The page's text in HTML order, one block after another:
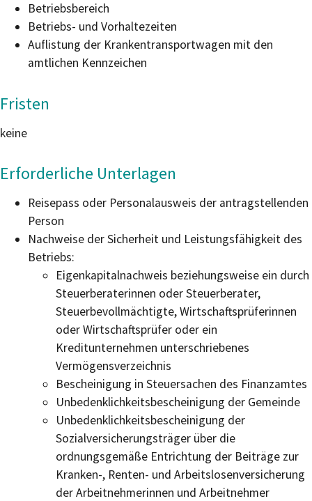
Betriebsbereich
Betriebs- und Vorhaltezeiten
Auflistung der Krankentransportwagen mit den
amtlichen Kennzeichen
Fristen
keine
Erforderliche Unterlagen
Reisepass oder Personalausweis der antragstellenden
Person
Nachweise der Sicherheit und Leistungsfähigkeit des
Betriebs:
Eigenkapitalnachweis beziehungsweise ein durch
Steuerberaterinnen oder Steuerberater,
Steuerbevollmächtigte, Wirtschaftsprüferinnen
oder Wirtschaftsprüfer oder ein
Kreditunternehmen unterschriebenes
Vermögensverzeichnis
Bescheinigung in Steuersachen des Finanzamtes
Unbedenklichkeitsbescheinigung der Gemeinde
Unbedenklichkeitsbescheinigung der
Sozialversicherungsträger über die
ordnungsgemäße Entrichtung der Beiträge zur
Kranken-, Renten- und Arbeitslosenversicherung
der Arbeitnehmerinnen und Arbeitnehmer